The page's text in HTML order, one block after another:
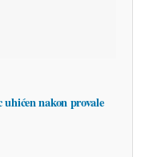
nakon provale